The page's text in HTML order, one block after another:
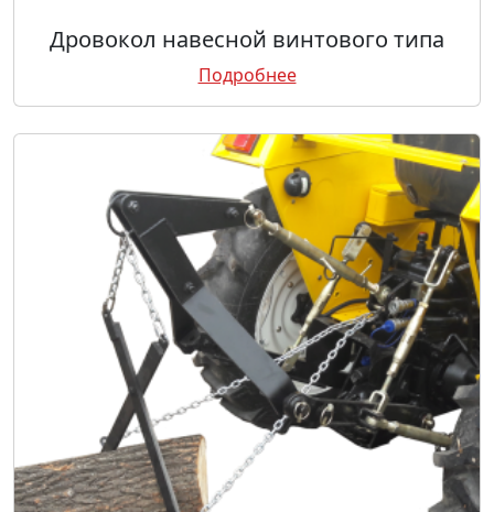
Дровокол навесной винтового типа
Подробнее